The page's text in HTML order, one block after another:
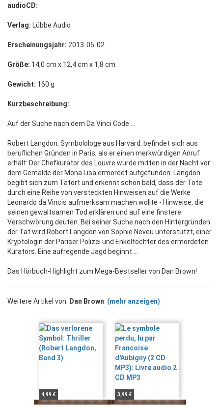
audioCD:
Verlag: Lübbe Audio
Erscheinungsjahr: 2013-05-02
Größe: 14,0 cm x 12,4 cm x 1,8 cm
Gewicht: 160 g
Kurzbeschreibung:
Auf der Suche nach dem Da Vinci Code ...
Robert Langdon, Symbolologe aus Harvard, befindet sich aus
beruflichen Gründen in Paris, als er einen merkwürdigen Anruf
erhält: Der Chefkurator des Louvre wurde mitten in der Nacht vor
dem Gemälde der Mona Lisa ermordet aufgefunden. Langdon
begibt sich zum Tatort und erkennt schon bald, dass der Tote
durch eine Reihe von versteckten Hinweisen auf die Werke
Leonardo da Vincis aufmerksam machen wollte - Hinweise, die
seinen gewaltsamen Tod erklären und auf eine finstere
Verschwörung deuten. Bei seiner Suche nach den Hintergründen
der Tat wird Robert Langdon von Sophie Neveu unterstützt, einer
Kryptologin der Pariser Polizei und Enkeltochter des ermordeten
Kurators. Eine aufregende Jagd beginnt ...
Das Hörbuch-Highlight zum Mega-Bestseller von Dan Brown!
Weitere Artikel von: Dan Brown (mehr anzeigen)
4,99 € 3,99 €